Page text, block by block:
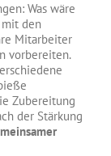
Was wäre
mit den
Mitarbeiter
vorbereiten.
Zubereitung
der Stärkung